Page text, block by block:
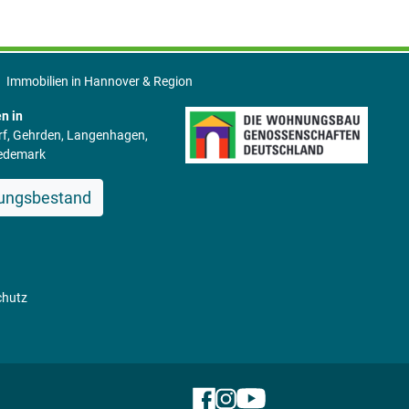
Immobilien in Hannover & Region
in
Gehrden, Langenhagen,